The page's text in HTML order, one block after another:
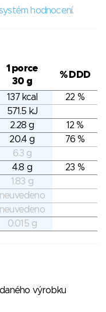
hodnocení.
1 porce
30 g
% DDD
137 kcal
22 %
571.5 kJ
2.28 g
12 %
20.4 g
76 %
6.3 g
4.8 g
23 %
1.83 g
neuvedeno
neuvedeno
0.015 g
výrobku